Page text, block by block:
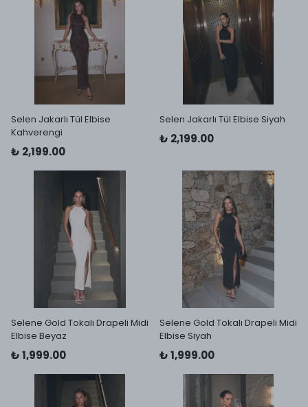
Selen Jakarlı Tül Elbise
Kahverengi
₺ 2,199.00
Selen Jakarlı Tül Elbise Siyah
₺ 2,199.00
Selene Gold Tokalı Drapeli Midi
Elbise Beyaz
₺ 1,999.00
Selene Gold Tokalı Drapeli Midi
Elbise Siyah
₺ 1,999.00